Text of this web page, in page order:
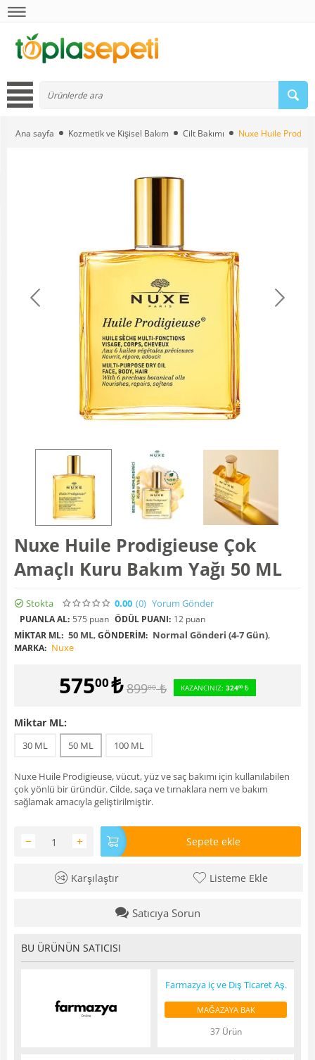
Ana sayfa Kozmetik ve Kişisel Bakım Cilt Bakımı Nuxe Huile
Nuxe Huile Prodigieuse Çok
Amaçlı Kuru Bakım Yağı 50 ML
Stokta 0.00 (0) Yorum Gönder
PUANLA AL: 575 puan ÖDÜL PUANI: 12 puan
MIKTAR ML: 50 ML,GÖNDERIM: Normal Gönderi (4-7 Gün),
MARKA: Nuxe
57500₺ 89900 ₺ KAZANCINIZ: 32400₺
Miktar ML:
30 ML 50 ML 100 ML
Nuxe Huile Prodigieuse, vücut, yüz ve saç bakımı için kullanılabilen
çok yönlü bir üründür. Cilde, saça ve tırnaklara nem ve bakım
sağlamak amacıyla geliştirilmiştir.
+
− Sepete ekle
Karşılaştır Listeme Ekle
Satıcıya Sorun
BU ÜRÜNÜN SATICISI
Farmazya iç ve Dış Ticaret Aş.
MAĞAZAYA BAK
37 Ürün